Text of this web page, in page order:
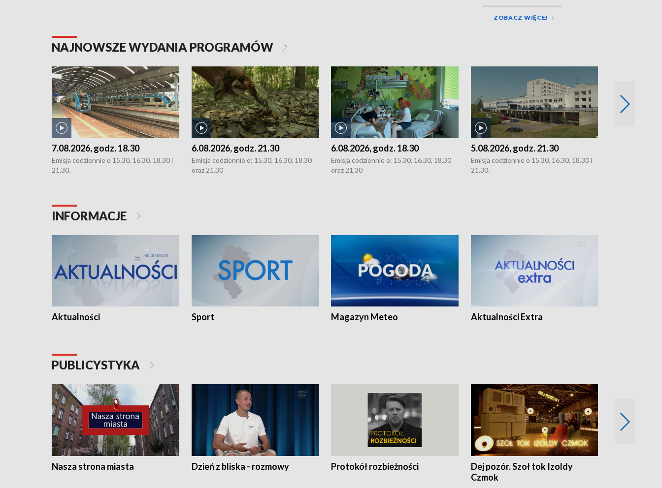
ZOBACZ WIĘCEJ
NAJNOWSZE WYDANIA PROGRAMÓW
7.08.2026, godz. 18.30
Emisja codziennie o 15.30, 16.30, 18.30 i
21.30.
6.08.2026, godz. 21.30
Emisja codziennie o: 15.30, 16.30, 18.30
oraz 21.30
6.08.2026, godz. 18.30
Emisja codziennie o: 15.30, 16.30, 18.30
oraz 21.30
5.08.2026, godz. 21.30
Emisja codziennie o 15.30, 16.30, 18.30 i
21.30.
INFORMACJE
Aktualności Sport Magazyn Meteo Aktualności Extra
PUBLICYSTYKA
Nasza strona miasta Dzień z bliska - rozmowy Protokół rozbieżności
Dej pozór. Szoł tok Izoldy
Czmok